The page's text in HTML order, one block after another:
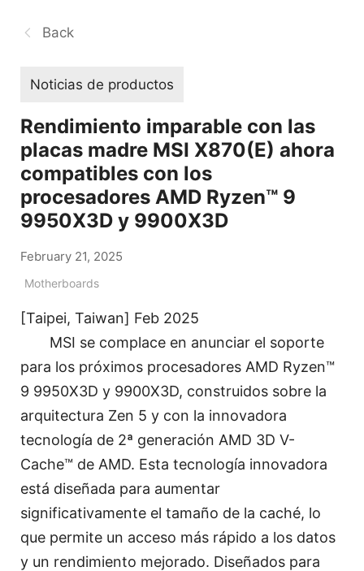
Back
Noticias de productos
Rendimiento imparable con las
placas madre MSI X870(E) ahora
compatibles con los
procesadores AMD Ryzen™ 9
9950X3D y 9900X3D
February 21, 2025
Motherboards
[Taipei, Taiwan] Feb 2025
MSI se complace en anunciar el soporte
para los próximos procesadores AMD Ryzen™
9 9950X3D y 9900X3D, construidos sobre la
arquitectura Zen 5 y con la innovadora
tecnología de 2ª generación AMD 3D V-
Cache™ de AMD. Esta tecnología innovadora
está diseñada para aumentar
significativamente el tamaño de la caché, lo
que permite un acceso más rápido a los datos
y un rendimiento mejorado. Diseñados para